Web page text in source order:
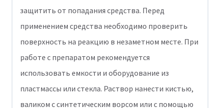
защитить от попадания средства. Перед
применением средства необходимо проверить
поверхность на реакцию в незаметном месте. При
работе с препаратом рекомендуется
использовать емкости и оборудование из
пластмассы или стекла. Раствор нанести кистью,
валиком с синтетическим ворсом или с помощью